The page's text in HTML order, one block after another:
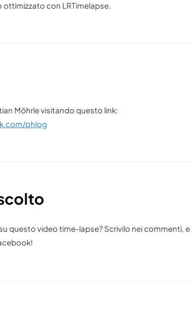
ottimizzato con LRTimelapse.
Möhrle visitando questo link:
phlog
questo video time-lapse? Scrivilo nei commenti,